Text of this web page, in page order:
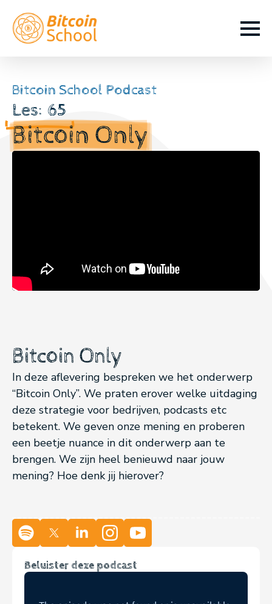
Bitcoin School Podcast
Les: 65
Bitcoin Only
Bitcoin Only
In deze aflevering bespreken we het onderwerp
“Bitcoin Only”. We praten erover welke uitdaging
deze strategie voor bedrijven, podcasts etc
betekent. We geven onze mening en proberen
een beetje nuance in dit onderwerp aan te
brengen. We zijn heel benieuwd naar jouw
mening? Hoe denk jij hierover?
Beluister deze podcast